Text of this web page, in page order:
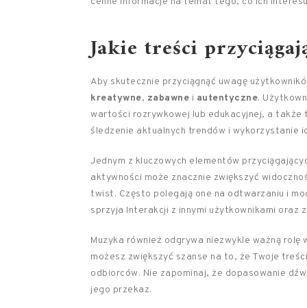
Jakie treści
Aby skutecznie przyciągnąć uwagę
kreatywne, zabawne i autentyczne.
wartości rozrywkowej lub edukacyjnej, a także
śledzenie aktualnych trendów i wykorzystanie
Jednym z kluczowych elementów
aktywności może znacznie zwiększyć
twist. Często polegają one na odtwarzaniu i
sprzyja Interakcji z innymi użytkownikami oraz
Muzyka również odgrywa niezwykle ważną
możesz zwiększyć szanse na to, że Twoje
odbiorców. Nie zapominaj, że dopasowanie
jego przekaz.